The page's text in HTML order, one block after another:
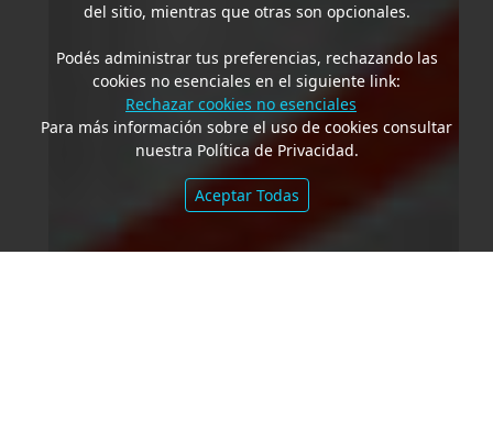
del sitio, mientras que otras son opcionales.
Podés administrar tus preferencias, rechazando las
cookies no esenciales en el siguiente link:
Rechazar cookies no esenciales
Para más información sobre el uso de cookies consultar
nuestra Política de Privacidad.
Aceptar Todas